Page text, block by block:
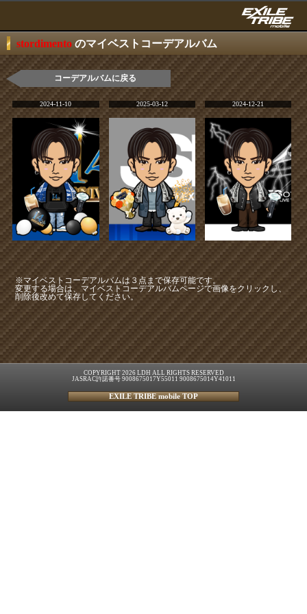
stordimento のマイベストコーデアルバム
コーデアルバムに戻る
2024-11-10 2025-03-12 2024-12-21
※マイベストコーデアルバムは３点まで保存可能です。
変更する場合は、マイベストコーデアルバムページで画像をクリックし、
削除後改めて保存してください。
COPYRIGHT 2026 LDH ALL RIGHTS RESERVED
JASRAC許諾番号 9008675017Y55011 9008675014Y41011
EXILE TRIBE mobile TOP